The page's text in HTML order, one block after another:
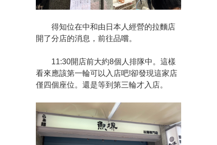
得知位在中和由日本人經營的拉麵店
開了分店的消息，前往品嚐。
11:30開店前大約8個人排隊中。這樣
看來應該第一輪可以入店吧!卻發現這家店
僅四個座位。還是等到第三輪才入店。